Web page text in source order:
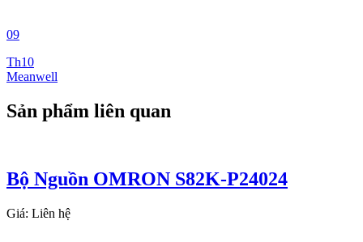
09
Th10
Meanwell
Sản phẩm liên quan
Bộ Nguồn OMRON S82K-P24024
Giá: Liên hệ